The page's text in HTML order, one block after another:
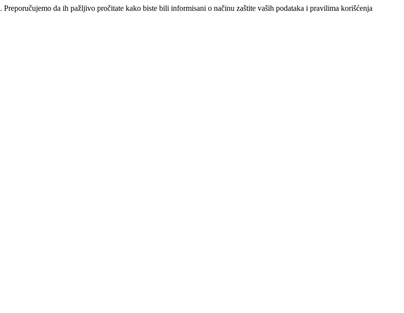
. Preporučujemo da ih pažljivo pročitate kako biste bili informisani o načinu zaštite vaših podataka i pravilima korišćenja